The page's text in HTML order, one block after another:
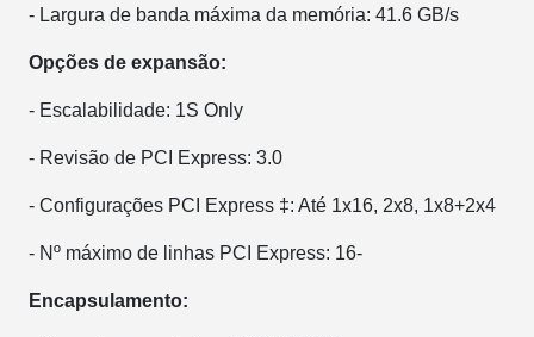
- Largura de banda máxima da memória: 41.6 GB/s
Opções de expansão:
- Escalabilidade: 1S Only
- Revisão de PCI Express: 3.0
- Configurações PCI Express ‡: Até 1x16, 2x8, 1x8+2x4
- Nº máximo de linhas PCI Express: 16-
Encapsulamento: